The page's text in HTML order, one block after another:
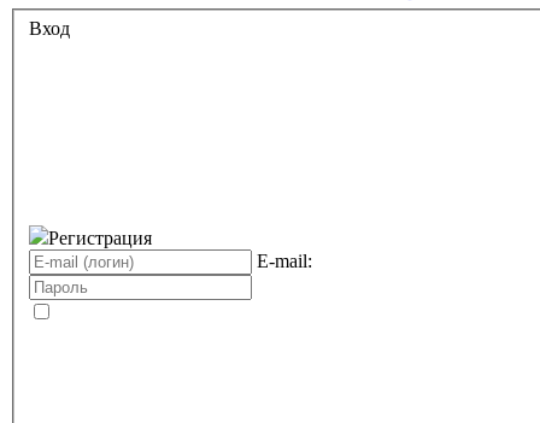
Вход
Регистрация
E-mail: